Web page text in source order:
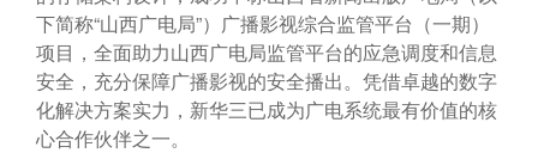
下简称“山西广电局”）广播影视综合监管平台（一期）
项目，全面助力山西广电局监管平台的应急调度和信息
安全，充分保障广播影视的安全播出。凭借卓越的数字
化解决方案实力，新华三已成为广电系统最有价值的核
心合作伙伴之一。